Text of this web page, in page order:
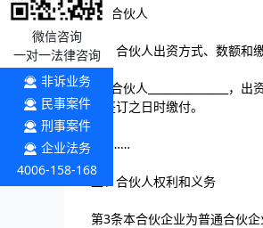
2、合伙人
四、合伙人出资方式、数额和
1、合伙人_______________
议签订之日时缴付。
2、……
五、合伙人权利和义务
第3条本合伙企业为普通合伙
微信咨询
一对一法律咨询
非诉业务
民事案件
刑事案件
企业法务
4006-158-168